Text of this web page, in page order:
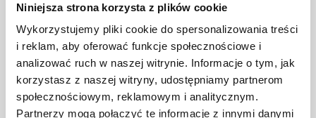
Niniejsza strona korzysta z plików cookie
Wykorzystujemy pliki cookie do spersonalizowania treści
i reklam, aby oferować funkcje społecznościowe i
analizować ruch w naszej witrynie. Informacje o tym, jak
korzystasz z naszej witryny, udostępniamy partnerom
społecznościowym, reklamowym i analitycznym.
Partnerzy mogą połączyć te informacje z innymi danymi
GDZIE MOŻEMY ZAPOZNAĆ SIĘ Z
WYMAGANIAMI NORM JAKOŚCI WYROBÓW
MEDYCZNYCH?
W związku z ogromnym rozwojem dzisiejszego
społeczeństwa wprowadzane jest coraz więcej reguł,
które mają za zadanie poprawić poszczególne